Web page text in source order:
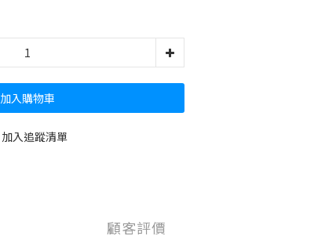
加入購物車
加入追蹤清單
顧客評價